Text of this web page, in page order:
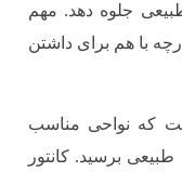
جلوه دهد. مهم
با هم برای داشتن
که نواحی مناسب
برسید. کانتور